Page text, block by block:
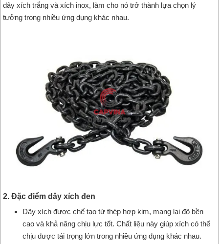
dây xích trắng và xích inox, làm cho nó trở thành lựa chọn lý
tưởng trong nhiều ứng dụng khác nhau.
2. Đặc điểm dây xích đen
Dây xích được chế tạo từ thép hợp kim, mang lại độ bền
cao và khả năng chịu lực tốt. Chất liệu này giúp xích có thể
chịu được tải trọng lớn trong nhiều ứng dụng khác nhau.